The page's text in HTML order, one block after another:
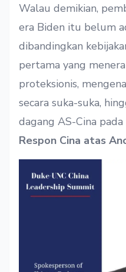
Walau demikian,
era Biden itu belum
dibandingkan
pertama yang
proteksionis,
secara suka-suka,
dagang AS-Cina
Respon Cina atas